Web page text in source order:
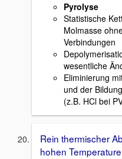
Pyrolyse
Statistische
Molmasse
Verbindungen
wesentliche
Eliminierung
und der
(z.B. HCl bei
Rein thermischer
hohen